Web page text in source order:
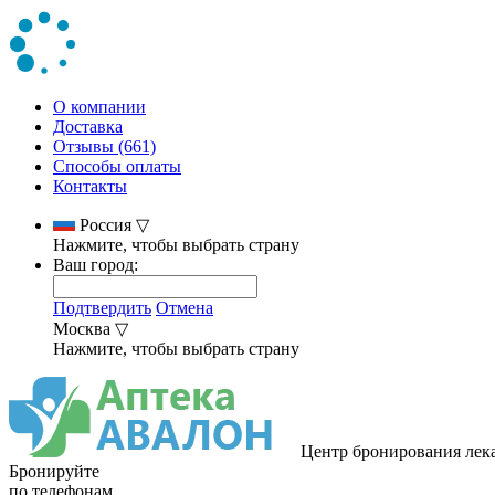
О компании
Доставка
Отзывы (661)
Способы оплаты
Контакты
Россия ▽
Нажмите, чтобы выбрать страну
Ваш город:
Подтвердить Отмена
Москва ▽
Нажмите, чтобы выбрать страну
Центр бронирования
Бронируйте
по телефонам